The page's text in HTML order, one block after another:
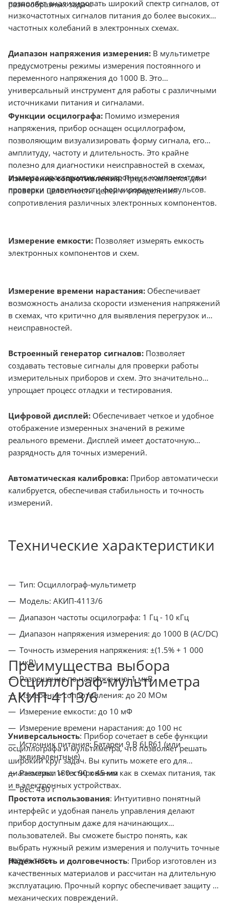
разнообразных задач.
позволяет анализировать широкий спектр сигналов, от
низкочастотных сигналов питания до более высоких
частотных колебаний в электронных схемах.
Диапазон напряжения измерения: В мультиметре
предусмотрены режимы измерения постоянного и
переменного напряжения до 1000 В. Это
универсальный инструмент для работы с различными
источниками питания и сигналами.
Функции осцилографа: Помимо измерения
напряжения, прибор оснащен осциллографом,
позволяющим визуализировать форму сигнала, его
амплитуду, частоту и длительность. Это крайне
полезно для диагностики неисправностей в схемах,
анализа характеристик электронных компонентов и
проверки правильности формирования импульсов.
Измерение сопротивления:Предоставляется для
проверки целостности цепей и определения
сопротивления различных электронных компонентов.
Измерение емкости: Позволяет измерять емкость
электронных компонентов и схем.
Измерение времени нарастания: Обеспечивает
возможность анализа скорости изменения напряжений
в схемах, что критично для выявления перегрузок и
неисправностей.
Встроенный генератор сигналов: Позволяет
создавать тестовые сигналы для проверки работы
измерительных приборов и схем. Это значительно
упрощает процесс отладки и тестирования.
Цифровой дисплей: Обеспечивает четкое и удобное
отображение измеренных значений в режиме
реального времени. Дисплей имеет достаточную
разрядность для точных измерений.
Автоматическая калибровка: Прибор автоматически
калибруется, обеспечивая стабильность и точность
измерений.
Технические характеристики
Тип: Осциллограф-мультиметр
Модель: АКИП-4113/6
Диапазон частоты осцилографа: 1 Гц - 10 кГц
Диапазон напряжения измерения: до 1000 В (AC/DC)
Точность измерения напряжения: ±(1.5% + 1 000
мкВ)
Разрешение по напряжению: 1 мкВ
Измерение сопротивления: до 20 МОм
Измерение емкости: до 10 мФ
Измерение времени нарастания: до 100 нс
Источник питания: Батареи 9 В 6LR61 (или
эквивалентные)
Размеры: 180 x 90 x 45 мм
Вес: 450 г
Преимущества выбора
Осциллограф-мультиметра
АКИП-4113/6
Универсальность: Прибор сочетает в себе функции
осциллографа и мультиметра, что позволяет решать
широкий круг задач. Вы купить можете его для
диагностики и тестирования как в схемах питания, так
и в электронных устройствах.
Простота использования: Интуитивно понятный
интерфейс и удобная панель управления делают
прибор доступным даже для начинающих
пользователей. Вы сможете быстро понять, как
выбрать нужный режим измерения и получить точные
результаты.
Надежность и долговечность: Прибор изготовлен из
качественных материалов и рассчитан на длительную
эксплуатацию. Прочный корпус обеспечивает защиту от
механических повреждений.